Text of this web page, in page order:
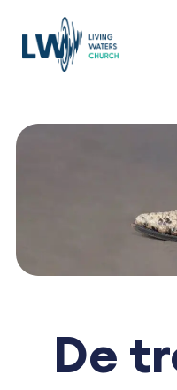
naar
De